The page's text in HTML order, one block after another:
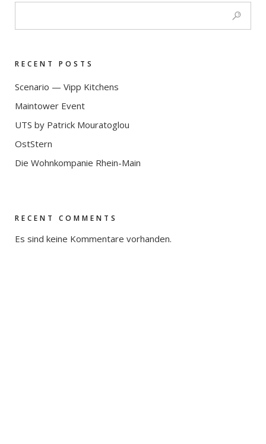
RECENT POSTS
Scenario — Vipp Kitchens
Maintower Event
UTS by Patrick Mouratoglou
OstStern
Die Wohnkompanie Rhein-Main
RECENT COMMENTS
Es sind keine Kommentare vorhanden.